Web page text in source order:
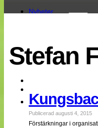
Nyheter
Landslaget
EM 2013
Internationellt
Bloggar
Lagen
Webb-TV
Cuper
Stefan
Publicerad augusti 4, 2015
Förstärkningar i